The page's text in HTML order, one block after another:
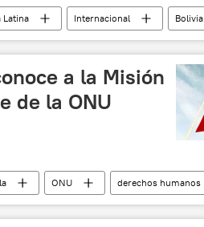
Latina Internacional
Bolivia
a la Misión
de la ONU
ONU
derechos humanos